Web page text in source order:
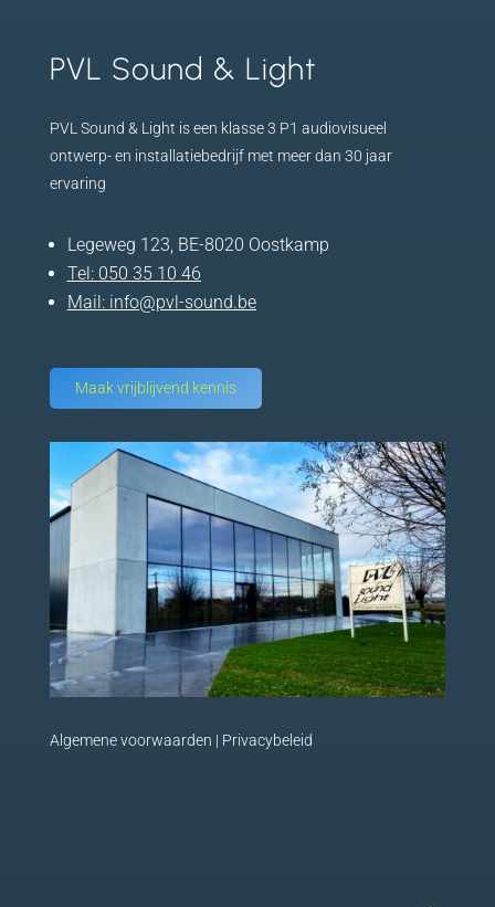
PVL Sound & Light
PVL Sound & Light is een klasse 3 P1 audiovisueel
ontwerp- en installatiebedrijf met meer dan 30 jaar
ervaring
Legeweg 123, BE-8020 Oostkamp
Tel: 050 35 10 46
Mail: info@pvl-sound.be
Maak vrijblijvend kennis
Algemene voorwaarden | Privacybeleid